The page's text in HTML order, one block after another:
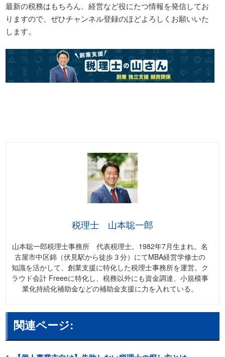
最新の税務はもちろん、経営など役にたつ情報を発信してお
りますので、ぜひチャンネル登録のほどよろしくお願いいた
します。
税理士 山本聡一郎
山本聡一郎税理士事務所 代表税理士。1982年7月生まれ。名
古屋市中区錦（伏見駅から徒歩３分）にてMBA経営学修士の
知識を活かして、創業支援に特化した税理士事務所を運営。ク
ラウド会計 Freeeに特化し、税務以外にも資金調達、小規模事
業化持続化補助金などの補助金支援に力を入れている。
関連ページ: